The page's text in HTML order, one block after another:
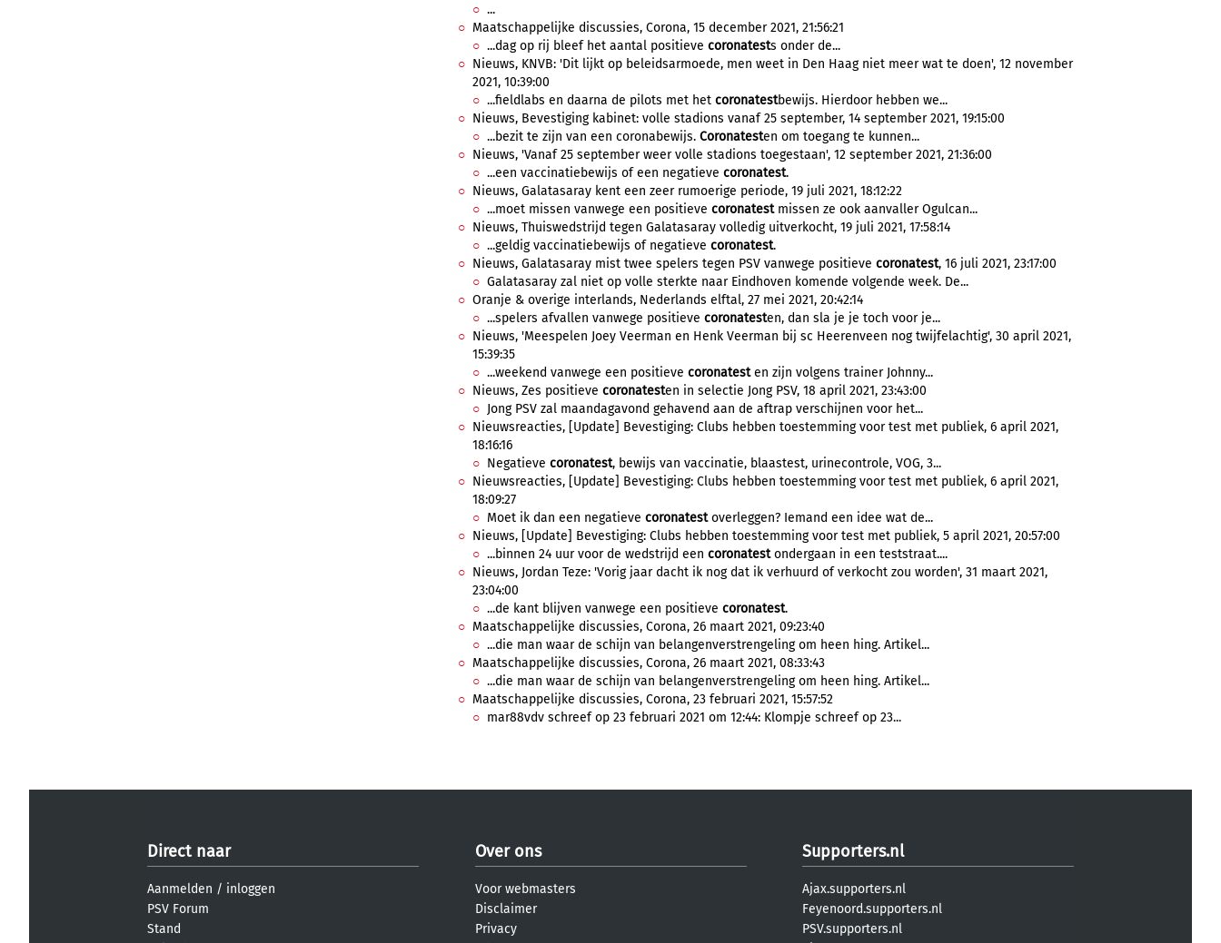
...
Maatschappelijke discussies, Corona, 15 december 2021, 21:56:21
...dag op rij bleef het aantal positieve coronatests onder de...
Nieuws, KNVB: 'Dit lijkt op beleidsarmoede, men weet in Den Haag niet meer wat te doen', 12 november
2021, 10:39:00
...fieldlabs en daarna de pilots met het coronatestbewijs. Hierdoor hebben we...
Nieuws, Bevestiging kabinet: volle stadions vanaf 25 september, 14 september 2021, 19:15:00
...bezit te zijn van een coronabewijs. Coronatesten om toegang te kunnen...
Nieuws, 'Vanaf 25 september weer volle stadions toegestaan', 12 september 2021, 21:36:00
...een vaccinatiebewijs of een negatieve coronatest.
Nieuws, Galatasaray kent een zeer rumoerige periode, 19 juli 2021, 18:12:22
...moet missen vanwege een positieve coronatestmissen ze ook aanvaller Ogulcan...
Nieuws, Thuiswedstrijd tegen Galatasaray volledig uitverkocht, 19 juli 2021, 17:58:14
...geldig vaccinatiebewijs of negatieve coronatest.
Nieuws, Galatasaray mist twee spelers tegen PSV vanwege positieve coronatest, 16 juli 2021, 23:17:00
Galatasaray zal niet op volle sterkte naar Eindhoven komende volgende week. De...
Oranje & overige interlands, Nederlands elftal, 27 mei 2021, 20:42:14
...spelers afvallen vanwege positieve coronatesten, dan sla je je toch voor je...
Nieuws, 'Meespelen Joey Veerman en Henk Veerman bij sc Heerenveen nog twijfelachtig', 30 april 2021,
15:39:35
...weekend vanwege een positieve coronatesten zijn volgens trainer Johnny...
Nieuws, Zes positieve coronatesten in selectie Jong PSV, 18 april 2021, 23:43:00
Jong PSV zal maandagavond gehavend aan de aftrap verschijnen voor het...
Nieuwsreacties, [Update] Bevestiging: Clubs hebben toestemming voor test met publiek, 6 april 2021,
18:16:16
Negatieve coronatest, bewijs van vaccinatie, blaastest, urinecontrole, VOG, 3...
Nieuwsreacties, [Update] Bevestiging: Clubs hebben toestemming voor test met publiek, 6 april 2021,
18:09:27
Moet ik dan een negatieve coronatestoverleggen? Iemand een idee wat de...
Nieuws, [Update] Bevestiging: Clubs hebben toestemming voor test met publiek, 5 april 2021, 20:57:00
...binnen 24 uur voor de wedstrijd een coronatestondergaan in een teststraat....
Nieuws, Jordan Teze: 'Vorig jaar dacht ik nog dat ik verhuurd of verkocht zou worden', 31 maart 2021,
23:04:00
...de kant blijven vanwege een positieve coronatest.
Maatschappelijke discussies, Corona, 26 maart 2021, 09:23:40
...die man waar de schijn van belangenverstrengeling om heen hing. Artikel...
Maatschappelijke discussies, Corona, 26 maart 2021, 08:33:43
...die man waar de schijn van belangenverstrengeling om heen hing. Artikel...
Maatschappelijke discussies, Corona, 23 februari 2021, 15:57:52
mar88vdv schreef op 23 februari 2021 om 12:44: Klompje schreef op 23...
Direct naar
Aanmelden / inloggen
PSV Forum
Stand
Over ons
Voor webmasters
Disclaimer
Privacy
Supporters.nl
Ajax.supporters.nl
Feyenoord.supporters.nl
PSV.supporters.nl